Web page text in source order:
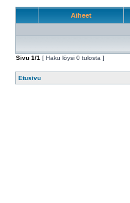
Aiheet
Sivu 1/1 [ Haku löysi 0 tulosta ]
Etusivu